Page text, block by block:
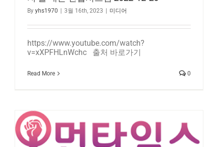
By yhs1970 3월 16th, 2023 미디어
https://www.youtube.com/watch?
v=xXPFHLnWchc 출처 바로가기
Read More 0